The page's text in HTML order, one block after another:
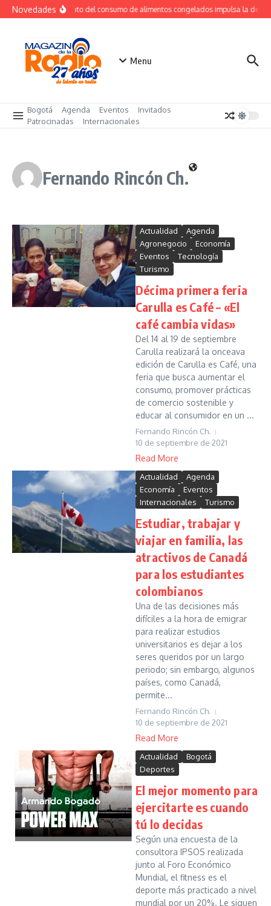
Saltar al contenido
NovedadesCrecimiento del consumo de alimentos congelados impulsa la
Menu
Bogotá Agenda Eventos
Invitados
Patrocinadas
Internacionales
Fernando Rincón Ch.
Actualidad
Agenda
Agronegocio
Economía
Eventos
Tecnología
Turismo
Décima primera feria
Carulla es Café – «El
café cambia vidas»
Del 14 al 19 de septiembre
Carulla realizará la onceava
edición de Carulla es Café, una
feria que busca aumentar el
consumo, promover prácticas
de comercio sostenible y
educar al consumidor en un ...
Fernando Rincón Ch.
10 de septiembre de 2021
Read More
Actualidad
Agenda
Economía
Eventos
Internacionales
Turismo
Estudiar, trabajar y
viajar en familia, las
atractivos de Canadá
para los estudiantes
colombianos
Una de las decisiones más
difíciles a la hora de emigrar
para realizar estudios
universitarios es dejar a los
seres queridos por un largo
periodo; sin embargo, algunos
países, como Canadá,
permite...
Fernando Rincón Ch.
10 de septiembre de 2021
Read More
Actualidad
Bogotá
Deportes
El mejor momento para
ejercitarte es cuando
tú lo decidas
Según una encuesta de la
consultora IPSOS realizada
junto al Foro Económico
Mundial, el fitness es el
deporte más practicado a nivel
mundial por un 20%. Le siguen